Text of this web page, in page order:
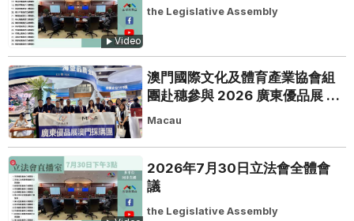
Video
the Legislative Assembly
澳門國際文化及體育產業協會組
團赴穗參與 2026 廣東優品展 搭
建粵澳聯動橋樑助推粵品走向葡
Macau
2026年7月30日立法會全體會
議
the Legislative Assembly